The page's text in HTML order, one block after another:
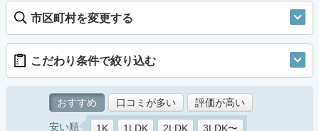
市区町村を変更する
こだわり条件で絞り込む
おすすめ 口コミが多い 評価が高い
安い順 1K 1LDK 2LDK 3LDK〜